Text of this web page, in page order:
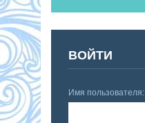
ВОЙТИ
Имя пользователя: